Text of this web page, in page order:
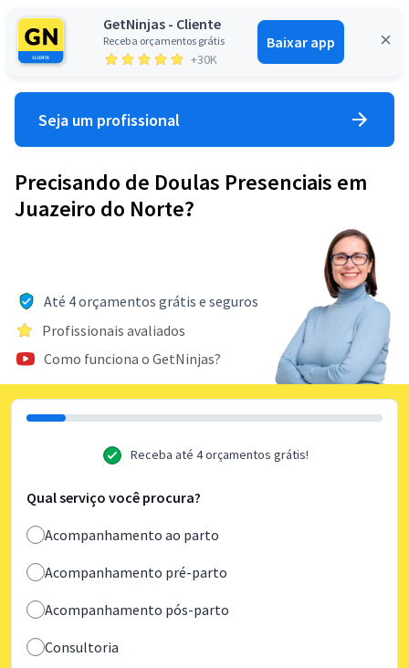
GetNinjas - Cliente
Receba orçamentos grátis
+30K
Baixar app
Entrar
Seja um profissional
Precisando de Doulas Presenciais em
Juazeiro do Norte?
Até 4 orçamentos grátis e seguros
Profissionais avaliados
Como funciona o GetNinjas?
Receba até 4 orçamentos grátis!
Qual serviço você procura?
Acompanhamento ao parto
Acompanhamento pré-parto
Acompanhamento pós-parto
Consultoria